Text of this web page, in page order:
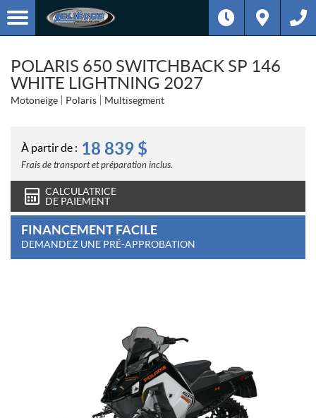
POLARIS 650 SWITCHBACK SP 146
WHITE LIGHTNING 2027
Motoneige Polaris Multisegment
À partir de : 18 839 $
Frais de transport et préparation inclus.
CALCULATRICE
DE PAIEMENT
FINANCEMENT FACILE
DEMANDEZ UNE PRÉ-APPROBATION